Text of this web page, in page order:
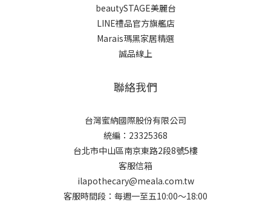
beautySTAGE美麗台
LINE禮品官方旗艦店
Marais瑪黑家居精選
誠品線上
聯絡我們
台灣蜜納國際股份有限公司
統編：23325368
台北市中山區南京東路2段8號5樓
客服信箱
ilapothecary@meala.com.tw
客服時間段：每週一至五10:00～18:00